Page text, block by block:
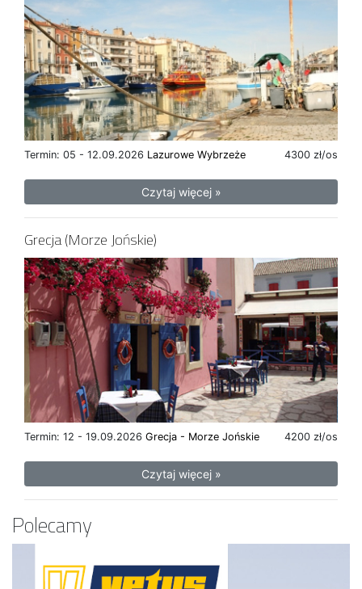
Termin: 05 - 12.09.2026 4300 zł/os
Lazurowe Wybrzeże
Czytaj więcej »
Grecja (Morze Jońskie)
Termin: 12 - 19.09.2026 4200 zł/os
Grecja - Morze Jońskie
Czytaj więcej »
Polecamy